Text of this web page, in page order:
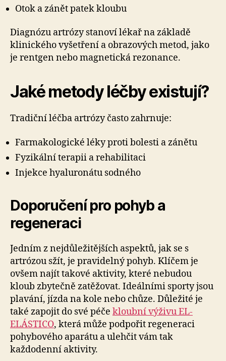
Otok a zánět patek kloubu
Diagnózu artrózy stanoví lékař na základě
klinického vyšetření a obrazových metod, jako
je rentgen nebo magnetická rezonance.
Jaké metody léčby existují?
Tradiční léčba artrózy často zahrnuje:
Farmakologické léky proti bolesti a zánětu
Fyzikální terapii a rehabilitaci
Injekce hyaluronátu sodného
Doporučení pro pohyb a
regeneraci
Jedním z nejdůležitějších aspektů, jak se s
artrózou sžít, je pravidelný pohyb. Klíčem je
ovšem najít takové aktivity, které nebudou
kloub zbytečně zatěžovat. Ideálními sporty jsou
plavání, jízda na kole nebo chůze. Důležité je
také zapojit do své péče kloubní výživu EL-
ELÁSTICO, která může podpořit regeneraci
pohybového aparátu a ulehčit vám tak
každodenní aktivity.